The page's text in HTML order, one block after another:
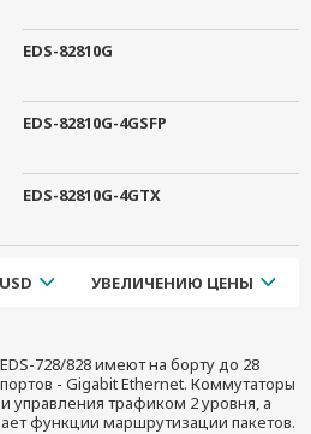
EDS-82810G
EDS-82810G-4GSFP
EDS-82810G-4GTX
IM-2GSFP
порта
1000BaseTX
IM-2GTX
порта
1000BaseTX
USD УВЕЛИЧЕНИЮ ЦЕНЫ
728/828 имеют на борту до 28
- Gigabit Ethernet. Коммутаторы
трафиком 2 уровня, а
функции маршрутизации пакетов.